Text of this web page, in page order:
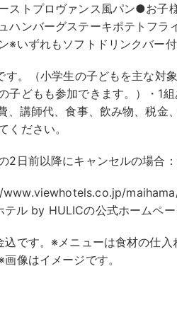
ストプロヴァンス風パン●お子
ハンバーグステーキポテトフラ
※いずれもソフトドリンクバー
。（小学生の子どもを主な対象
子どもも参加できます。）・1
、講師代、食事、飲み物、税金
ください。
2日前以降にキャンセルの場合
www.viewhotels.co.jp/
ル by HULICの公式ホームペー
です。※メニューは食材の仕入
像はイメージです。